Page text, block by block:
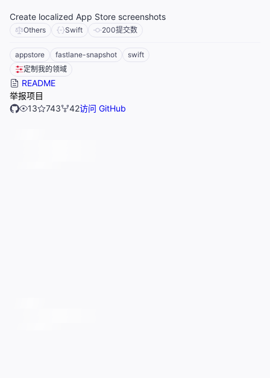
Create localized App Store screenshots
Others Swift 200提交数
appstore fastlane-snapshot
swift
定制我的领域
README
举报项目
13
743 42访问 GitHub